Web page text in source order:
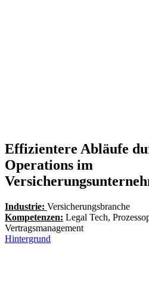
Effizientere Abläufe
Operations im
Industrie: Versicherungsbranche
Kompetenzen: Legal Tech,
Vertragsmanagement
Hintergrund